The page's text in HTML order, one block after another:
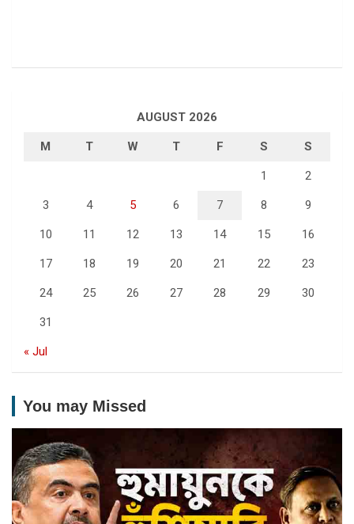
AUGUST 2026
M T W T F S S
1 2
3 4 5 6 7 8 9
10 11 12 13 14 15 16
17 18 19 20 21 22 23
24 25 26 27 28 29 30
31
« Jul
You may Missed